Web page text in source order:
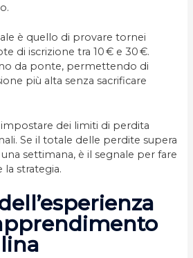
è quello di provare tornei
di iscrizione tra 10 € e 30 €.
da ponte, permettendo di
più alta senza sacrificare
dei limiti di perdita
Se il totale delle perdite supera
settimana, è il segnale per fare
la strategia.